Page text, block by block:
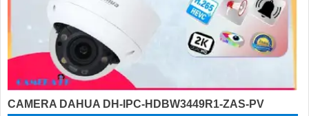
CAMERA DAHUA DH-IPC-HDBW3449R1-ZAS-PV